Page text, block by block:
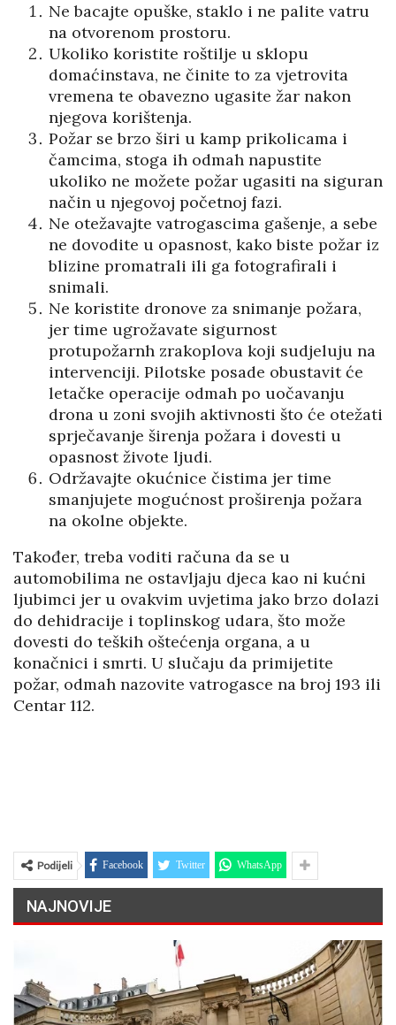
Ne bacajte opuške, staklo i ne palite vatru
na otvorenom prostoru.
Ukoliko koristite roštilje u sklopu
domaćinstava, ne činite to za vjetrovita
vremena te obavezno ugasite žar nakon
njegova korištenja.
Požar se brzo širi u kamp prikolicama i
čamcima, stoga ih odmah napustite
ukoliko ne možete požar ugasiti na siguran
način u njegovoj početnoj fazi.
Ne otežavajte vatrogascima gašenje, a sebe
ne dovodite u opasnost, kako biste požar iz
blizine promatrali ili ga fotografirali i
snimali.
Ne koristite dronove za snimanje požara,
jer time ugrožavate sigurnost
protupožarnh zrakoplova koji sudjeluju na
intervenciji. Pilotske posade obustavit će
letačke operacije odmah po uočavanju
drona u zoni svojih aktivnosti što će otežati
sprječavanje širenja požara i dovesti u
opasnost živote ljudi.
Održavajte okućnice čistima jer time
smanjujete mogućnost proširenja požara
na okolne objekte.
Također, treba voditi računa da se u
automobilima ne ostavljaju djeca kao ni kućni
ljubimci jer u ovakvim uvjetima jako brzo dolazi
do dehidracije i toplinskog udara, što može
dovesti do teških oštećenja organa, a u
konačnici i smrti. U slučaju da primijetite
požar, odmah nazovite vatrogasce na broj 193 ili
Centar 112.
Podijeli Facebook Twitter WhatsApp
NAJNOVIJE